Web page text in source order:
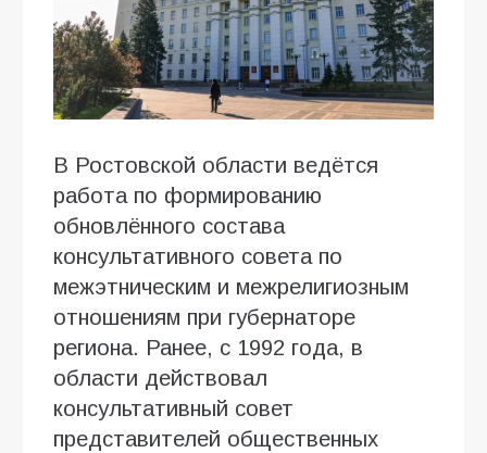
В Ростовской области ведётся
работа по формированию
обновлённого состава
консультативного совета по
межэтническим и межрелигиозным
отношениям при губернаторе
региона. Ранее, с 1992 года, в
области действовал
консультативный совет
представителей общественных